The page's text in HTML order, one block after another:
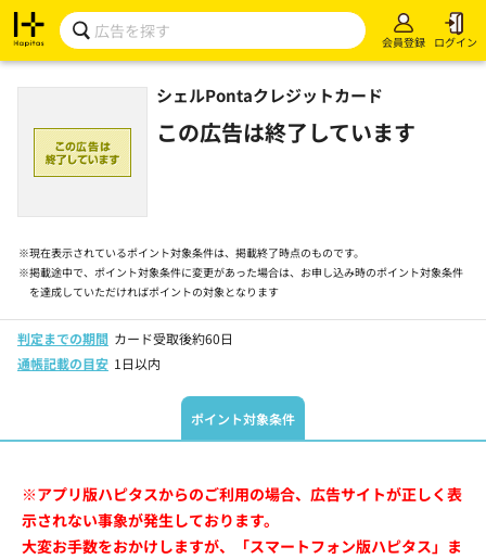
会員登録 ログイン
シェルPontaクレジットカード
この広告は終了しています
※現在表示されているポイント対象条件は、掲載終了時点のものです。
※掲載途中で、ポイント対象条件に変更があった場合は、お申し込み時のポイント対象条件
を達成していただければポイントの対象となります
判定までの期間 カード受取後約60日
通帳記載の目安 1日以内
ポイント対象条件
※アプリ版ハピタスからのご利用の場合、広告サイトが正しく表
示されない事象が発生しております。
大変お手数をおかけしますが、「スマートフォン版ハピタス」ま